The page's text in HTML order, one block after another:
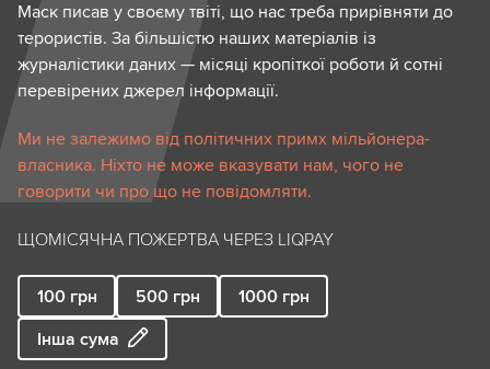
Маск писав у своєму твіті, що нас треба прирівняти до
терористів. За більшістю наших матеріалів із
журналістики даних — місяці кропіткої роботи й сотні
перевірених джерел інформації.
Ми не залежимо від політичних примх мільйонера-
власника. Ніхто не може вказувати нам, чого не
говорити чи про що не повідомляти.
ЩОМІСЯЧНА ПОЖЕРТВА ЧЕРЕЗ LIQPAY
100 грн 500 грн 1000 грн
Інша сума